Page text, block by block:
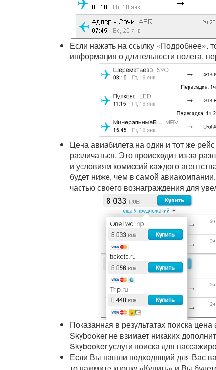
Если нажать на ссылку «Подробнее»,
информация о длительности полета,
Цена авиабилета на один и тот же
различаться. Это происходит из-за
и условиям комиссий каждого
будет ниже, чем в самой
частью своего вознаграждения для
Показанная в результатах поиска
Skybooker не взимает никаких
Skybooker услуги поиска для
Если Вы нашли подходящий для Вас